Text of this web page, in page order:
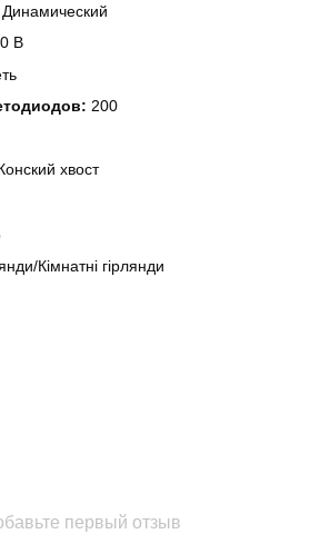
Динамический
В
200
хвост
Кімнатні гірлянди
первый отзыв